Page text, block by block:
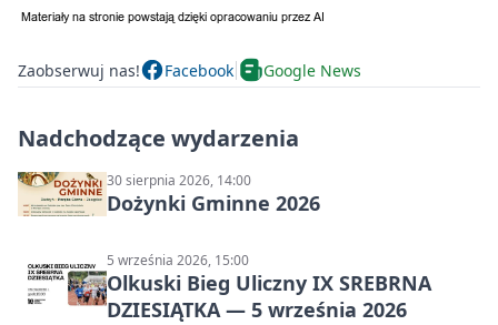
Zaobserwuj nas! Facebook Google News
Nadchodzące wydarzenia
30 sierpnia 2026, 14:00
Dożynki Gminne 2026
5 września 2026, 15:00
Olkuski Bieg Uliczny IX SREBRNA
DZIESIĄTKA — 5 września 2026